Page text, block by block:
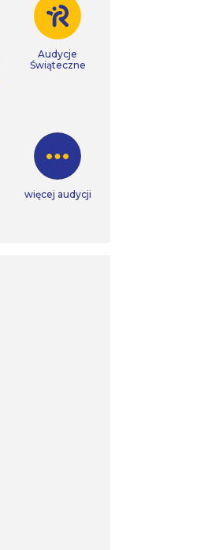
Audycje
Świąteczne
więcej audycji